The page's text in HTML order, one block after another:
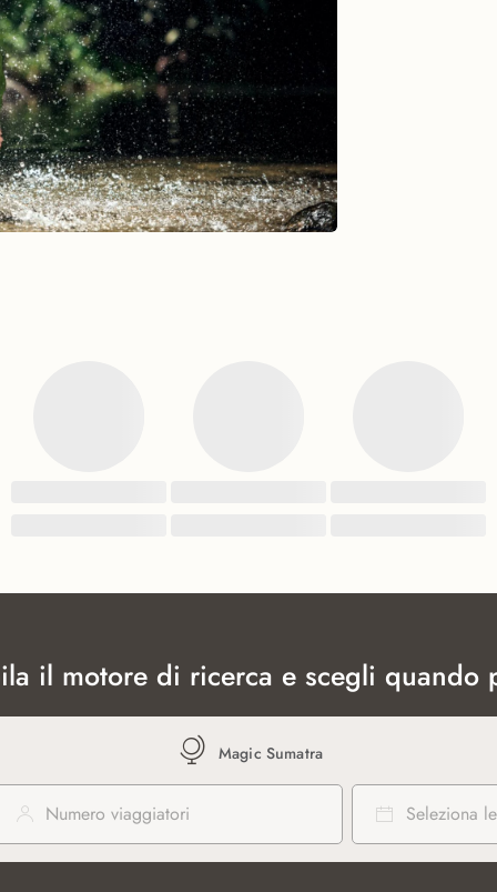
il motore di ricerca e scegli quando
Magic Sumatra
Numero viaggiatori Seleziona